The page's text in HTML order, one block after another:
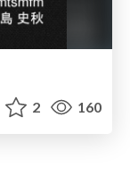
2 160